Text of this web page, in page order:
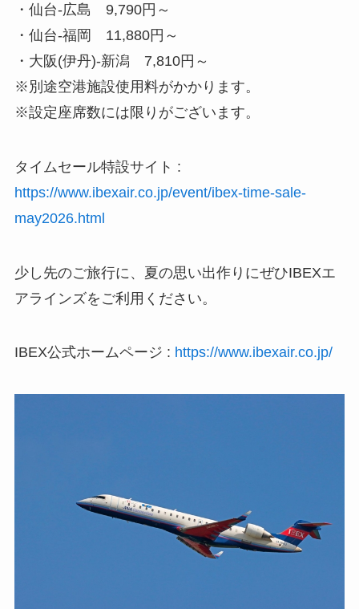
・仙台-広島 9,790円～
・仙台-福岡 11,880円～
・大阪(伊丹)-新潟 7,810円～
※別途空港施設使用料がかかります。
※設定座席数には限りがございます。
タイムセール特設サイト :
https://www.ibexair.co.jp/event/ibex-time-sale-
may2026.html
少し先のご旅行に、夏の思い出作りにぜひIBEXエ
アラインズをご利用ください。
IBEX公式ホームページ : https://www.ibexair.co.jp/